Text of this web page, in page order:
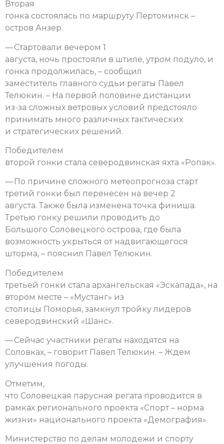
Вторая
гонка состоялась по маршруту Пертоминск –
остров Анзер.
— Стартовали вечером 1
августа, ночь простояли в штиле, утром подуло, и
гонка продолжилась, – сообщил
заместитель главного судьи регаты Павел
Телюкин. – На первой половине дистанции
из-за сложных ветровых условий предстояло
принимать много различных тактических
и стратегических решений.
Победителем
второй гонки стала северодвинская яхта «Ропак».
— По причине сложного метеопрогноза старт
третий гонки был перенесен на вечер 2
августа. Также была изменена точка финиша.
Третью гонку решили проводить до
Большого Соловецкого острова, где была
возможность укрыться от надвигающегося
шторма, – пояснил Павел Телюкин.
Победителем
третьей гонки стала архангельская «Эскапада», на
втором месте – «Мустанг» из
столицы Поморья, замкнул тройку лидеров
северодвинский «Шанс».
— Сейчас участники регаты находятся на
Соловках, – говорит Павел Телюкин. – Ждем
улучшения погоды.
Отметим,
что Соловецкая парусная регата проводится в
рамках регионального проекта «Спорт – норма
жизни» национального проекта «Демография».
Министерство по делам молодежи и спорту